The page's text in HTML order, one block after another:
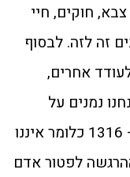
חוקים, חיי
זה לזה. לבסוף
אחרים,
נמנים על
רשימת התורמים בישראל: 1290 ו – 1316 כלומר איננו
לפטור אדם